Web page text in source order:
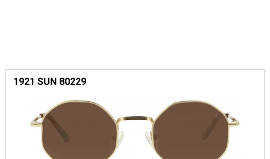
1921 SUN 80229